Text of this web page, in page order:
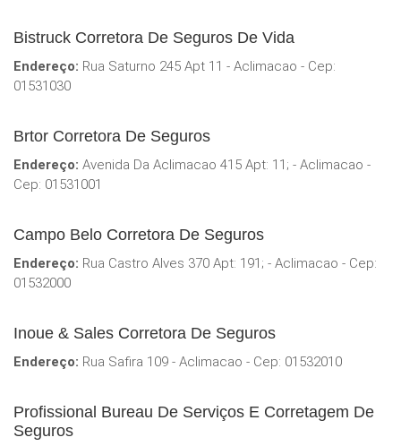
Bistruck Corretora De Seguros De Vida
Endereço: Rua Saturno 245 Apt 11 - Aclimacao - Cep:
01531030
Brtor Corretora De Seguros
Endereço: Avenida Da Aclimacao 415 Apt: 11; - Aclimacao -
Cep: 01531001
Campo Belo Corretora De Seguros
Endereço: Rua Castro Alves 370 Apt: 191; - Aclimacao - Cep:
01532000
Inoue & Sales Corretora De Seguros
Endereço: Rua Safira 109 - Aclimacao - Cep: 01532010
Profissional Bureau De Serviços E Corretagem De
Seguros